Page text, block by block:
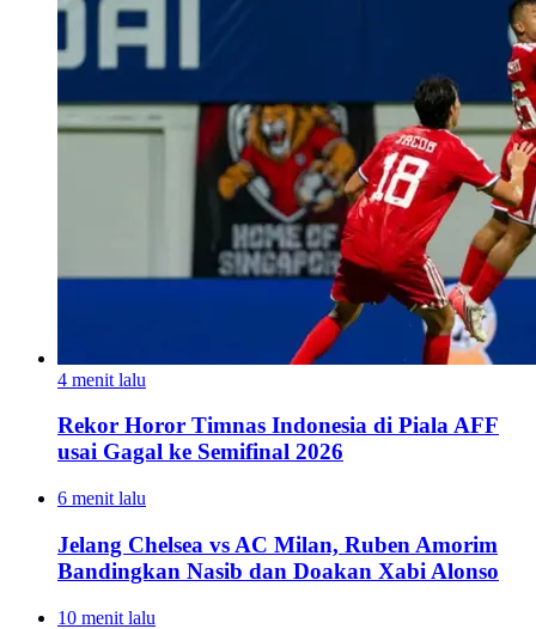
4 menit lalu
Rekor Horor Timnas Indonesia di Piala AFF
usai Gagal ke Semifinal 2026
6 menit lalu
Jelang Chelsea vs AC Milan, Ruben Amorim
Bandingkan Nasib dan Doakan Xabi Alonso
10 menit lalu